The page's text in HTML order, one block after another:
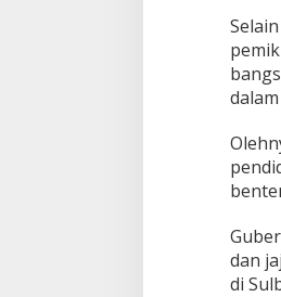
dan
di